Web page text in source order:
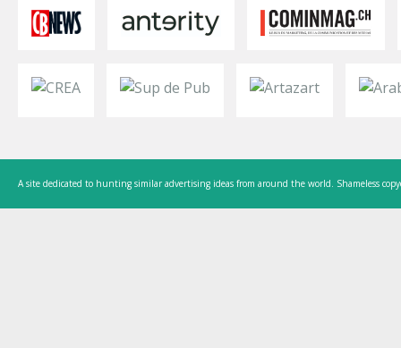
A site dedicated to hunting similar advertising ideas from around the world. Shameless